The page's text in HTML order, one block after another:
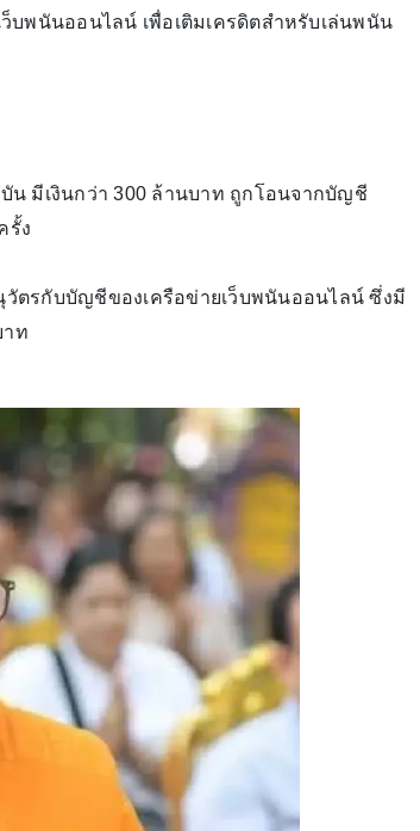
บพนันออนไลน์ เพื่อเติมเครดิตสำหรับเล่นพนัน
น มีเงินกว่า 300 ล้านบาท ถูกโอนจากบัญชี
รั้ง
ตรกับบัญชีของเครือข่ายเว็บพนันออนไลน์ ซึ่งมี
าท